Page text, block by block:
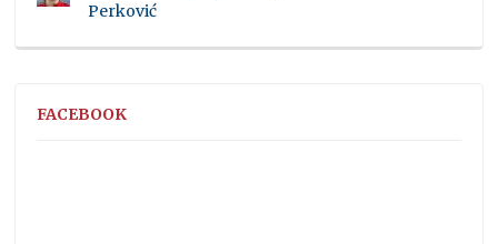
Perković
FACEBOOK